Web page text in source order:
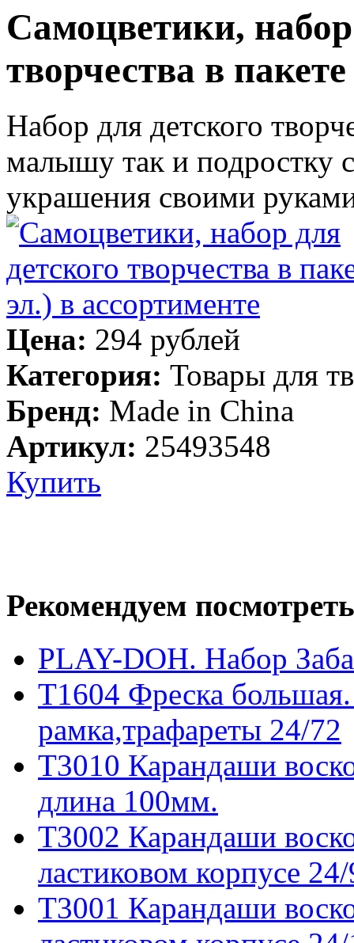
Самоцветики,
творчества в
Набор для детского
малышу так и подростку
украшения своими
Цена: 294 рублей
Категория: Товары для
Бренд: Made in China
Артикул: 25493548
Купить
Рекомендуем
PLAY-DOH. Набор
T1604 Фреска большая.
рамка,трафареты 24/72
T3010 Карандаши
длина 100мм.
T3002 Карандаши
ластиковом корпусе
T3001 Карандаши